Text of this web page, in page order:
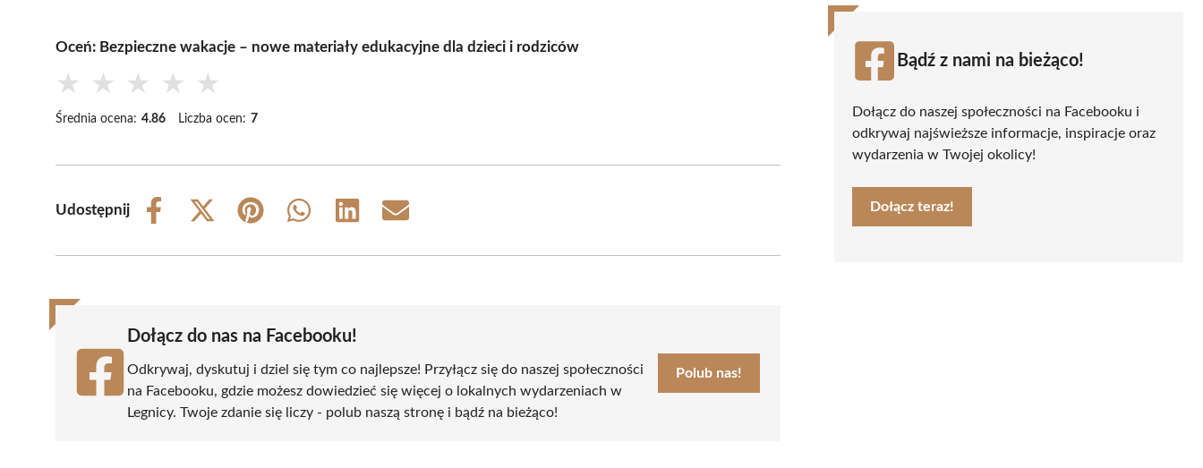
Oceń: Bezpieczne wakacje – nowe materiały edukacyjne dla dzieci i rodziców
★ ★ ★ ★ ★
Średnia ocena: 4.86 Liczba ocen: 7
Udostępnij
Share
Share
(Twitter)
Share
Share
Share
Share
Dołącz do nas na Facebooku!
Odkrywaj, dyskutuj i dziel się tym co najlepsze! Przyłącz się do naszej społeczności
na Facebooku, gdzie możesz dowiedzieć się więcej o lokalnych wydarzeniach w
Legnicy. Twoje zdanie się liczy - polub naszą stronę i bądź na bieżąco!
Polub nas!
Bądź z nami na bieżąco!
Dołącz do naszej społeczności na Facebooku i
odkrywaj najświeższe informacje, inspiracje oraz
wydarzenia w Twojej okolicy!
Dołącz teraz!